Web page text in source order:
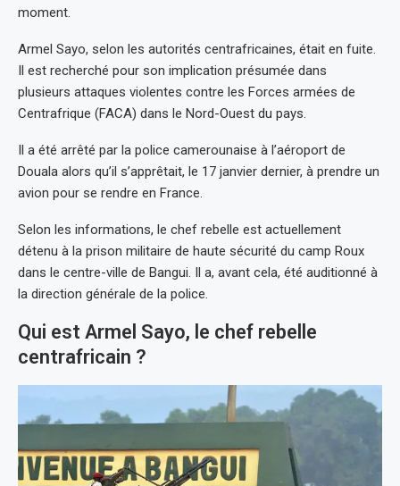
moment.
Armel Sayo, selon les autorités centrafricaines, était en fuite.
Il est recherché pour son implication présumée dans
plusieurs attaques violentes contre les Forces armées de
Centrafrique (FACA) dans le Nord-Ouest du pays.
Il a été arrêté par la police camerounaise à l’aéroport de
Douala alors qu’il s’apprêtait, le 17 janvier dernier, à prendre un
avion pour se rendre en France.
Selon les informations, le chef rebelle est actuellement
détenu à la prison militaire de haute sécurité du camp Roux
dans le centre-ville de Bangui. Il a, avant cela, été auditionné à
la direction générale de la police.
Qui est Armel Sayo, le chef rebelle
centrafricain ?